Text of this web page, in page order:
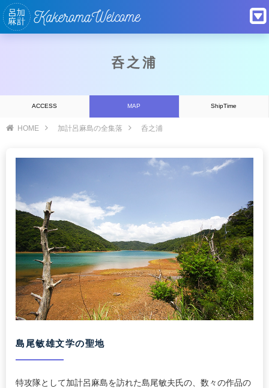
呑之浦
ACCESS MAP ShipTime
HOME 加計呂麻島の全集落 呑之浦
島尾敏雄文学の聖地
特攻隊として加計呂麻島を訪れた島尾敏夫氏の、数々の作品の